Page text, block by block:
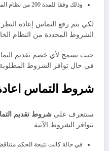
وذلك وفقا للمدة 200 من نظام المرافعات الشرعية
لكي يتم رفع التماس إعادة
الشروط المحددة من النظام
حيث يسمح لأي خصم تقديم
في حال توافر الشروط المطلوبة
شروط التماس
سنتعرف على شروط تقديم
تتوافر الشروط الآتية:
في حالة كانت نتيجة الحكم